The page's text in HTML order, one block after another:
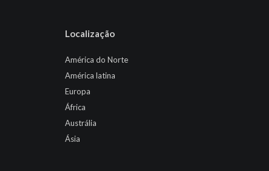
Localização
América do Norte
América latina
Europa
África
Austrália
Ásia